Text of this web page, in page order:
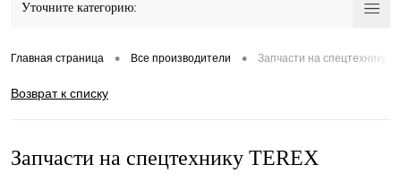
Уточните категорию:
Главная страница • Все производители • Запчасти на спецтехнику
Возврат к списку
Запчасти на спецтехнику TEREX